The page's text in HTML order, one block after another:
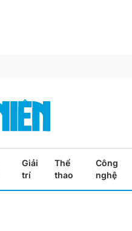
Giải
trí
Thể
thao
Công
nghệ